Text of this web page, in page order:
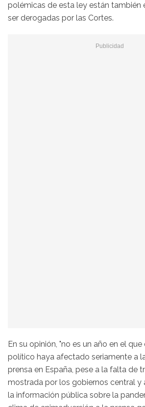
polémicas de esta ley están también
ser derogadas por las Cortes.
En su opinión, "no es un año en el
político haya afectado seriamente a
prensa en España, pese a la falta de
mostrada por los gobiernos central y
la información pública sobre la